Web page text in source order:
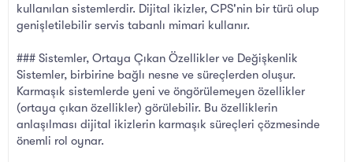
kullanılan sistemlerdir. Dijital ikizler, CPS'nin bir türü olup
genişletilebilir servis tabanlı mimari kullanır.
### Sistemler, Ortaya Çıkan Özellikler ve Değişkenlik
Sistemler, birbirine bağlı nesne ve süreçlerden oluşur.
Karmaşık sistemlerde yeni ve öngörülemeyen özellikler
(ortaya çıkan özellikler) görülebilir. Bu özelliklerin
anlaşılması dijital ikizlerin karmaşık süreçleri çözmesinde
önemli rol oynar.